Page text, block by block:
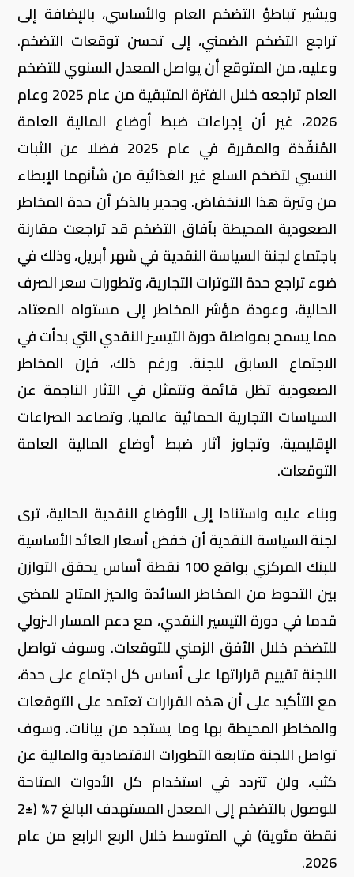
ويشير تباطؤ التضخم العام والأساسي، بالإضافة إلى
تراجع التضخم الضمني، إلى تحسن توقعات التضخم.
وعليه، من المتوقع أن يواصل المعدل السنوي للتضخم
العام تراجعه خلال الفترة المتبقية من عام 2025 وعام
2026، غير أن إجراءات ضبط أوضاع المالية العامة
المُنفّذة والمقررة في عام 2025 فضلا عن الثبات
النسبي لتضخم السلع غير الغذائية من شأنهما الإبطاء
من وتيرة هذا الانخفاض. وجدير بالذكر أن حدة المخاطر
الصعودية المحيطة بآفاق التضخم قد تراجعت مقارنة
باجتماع لجنة السياسة النقدية في شهر أبريل، وذلك في
ضوء تراجع حدة التوترات التجارية، وتطورات سعر الصرف
الحالية، وعودة مؤشر المخاطر إلى مستواه المعتاد،
مما يسمح بمواصلة دورة التيسير النقدي التي بدأت في
الاجتماع السابق للجنة. ورغم ذلك، فإن المخاطر
الصعودية تظل قائمة وتتمثل في الآثار الناجمة عن
السياسات التجارية الحمائية عالميا، وتصاعد الصراعات
الإقليمية، وتجاوز آثار ضبط أوضاع المالية العامة
التوقعات.
وبناء عليه واستنادا إلى الأوضاع النقدية الحالية، ترى
لجنة السياسة النقدية أن خفض أسعار العائد الأساسية
للبنك المركزي بواقع 100 نقطة أساس يحقق التوازن
بين التحوط من المخاطر السائدة والحيز المتاح للمضي
قدما في دورة التيسير النقدي، مع دعم المسار النزولي
للتضخم خلال الأفق الزمني للتوقعات. وسوف تواصل
اللجنة تقييم قراراتها على أساس كل اجتماع على حدة،
مع التأكيد على أن هذه القرارات تعتمد على التوقعات
والمخاطر المحيطة بها وما يستجد من بيانات. وسوف
تواصل اللجنة متابعة التطورات الاقتصادية والمالية عن
كثب، ولن تتردد في استخدام كل الأدوات المتاحة
للوصول بالتضخم إلى المعدل المستهدف البالغ 7% (±2
نقطة مئوية) في المتوسط خلال الربع الرابع من عام
2026.